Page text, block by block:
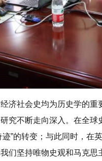
济社会史均为历史学的
究不断走向深入。在全
迹”的转变；与此同时，
们坚持唯物史观和马克